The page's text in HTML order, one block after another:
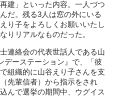
建」といった内容。一人づつ
だ。残る3人は窓の外にいる
り子をよろしくお願いいたし
りリアルなものだった。
連絡会の代表世話人である山
デーステーション』で、「彼
組織的に山谷えり子さんを支
先輩信者）から指示をされ
んで選挙の期間中、ウグイス